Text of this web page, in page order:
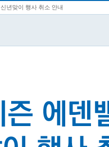
년맞이 행사 취소 안내